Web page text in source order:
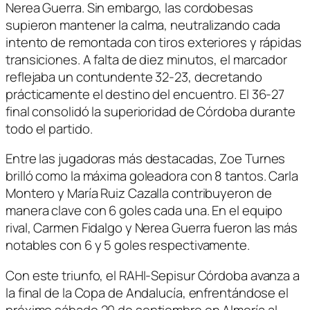
Nerea Guerra. Sin embargo, las cordobesas
supieron mantener la calma, neutralizando cada
intento de remontada con tiros exteriores y rápidas
transiciones. A falta de diez minutos, el marcador
reflejaba un contundente 32-23, decretando
prácticamente el destino del encuentro. El 36-27
final consolidó la superioridad de Córdoba durante
todo el partido.
Entre las jugadoras más destacadas, Zoe Turnes
brilló como la máxima goleadora con 8 tantos. Carla
Montero y María Ruiz Cazalla contribuyeron de
manera clave con 6 goles cada una. En el equipo
rival, Carmen Fidalgo y Nerea Guerra fueron las más
notables con 6 y 5 goles respectivamente.
Con este triunfo, el RAHI-Sepisur Córdoba avanza a
la final de la Copa de Andalucía, enfrentándose el